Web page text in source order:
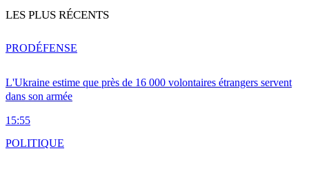
LES PLUS RÉCENTS
L'Ukraine estime que près de 16 000 volontaires étrangers servent
dans son armée
15:55
PRODÉFENSE
POLITIQUE